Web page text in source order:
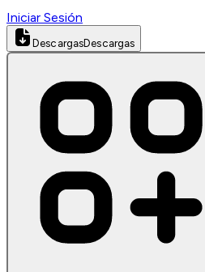
Iniciar Sesión
DescargasDescargas